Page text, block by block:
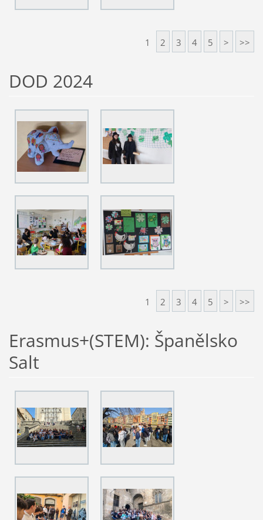
1 2 3 4 5 > >>
DOD 2024
1 2 3 4 5 > >>
Erasmus+(STEM): Španělsko
Salt